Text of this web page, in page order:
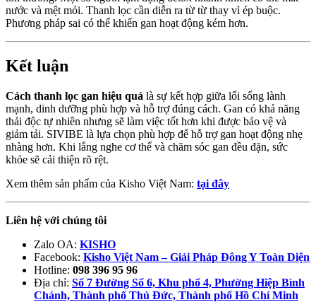
nước và mệt mỏi. Thanh lọc cần diễn ra từ từ thay vì ép buộc.
Phương pháp sai có thể khiến gan hoạt động kém hơn.
Kết luận
Cách thanh lọc gan hiệu quả là sự kết hợp giữa lối sống lành
mạnh, dinh dưỡng phù hợp và hỗ trợ đúng cách. Gan có khả năng
thải độc tự nhiên nhưng sẽ làm việc tốt hơn khi được bảo vệ và
giảm tải. SIVIBE là lựa chọn phù hợp để hỗ trợ gan hoạt động nhẹ
nhàng hơn. Khi lắng nghe cơ thể và chăm sóc gan đều đặn, sức
khỏe sẽ cải thiện rõ rệt.
Xem thêm sản phẩm của Kisho Việt Nam: tại đây
Liên hệ với chúng tôi
Zalo OA: KISHO
Facebook: Kisho Việt Nam – Giải Pháp Đông Y Toàn Diện
Hotline: 098 396 95 96
Địa chỉ: Số 7 Đường Số 6, Khu phố 4, Phường Hiệp Bình
Chánh, Thành phố Thủ Đức, Thành phố Hồ Chí Minh